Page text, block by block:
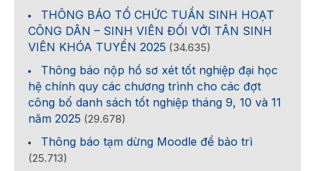
THÔNG BÁO TỔ CHỨC TUẦN SINH HOẠT
CÔNG DÂN – SINH VIÊN ĐỐI VỚI TÂN SINH
VIÊN KHÓA TUYỂN 2025 (34.635)
Thông báo nộp hồ sơ xét tốt nghiệp đại học
hệ chính quy các chương trình cho các đợt
công bố danh sách tốt nghiệp tháng 9, 10 và 11
năm 2025 (29.678)
Thông báo tạm dừng Moodle để bảo trì
(25.713)